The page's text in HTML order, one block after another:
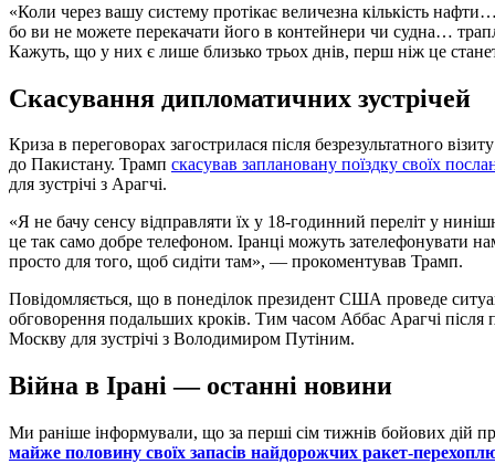
«Коли через вашу систему протікає величезна кількість
бо ви не можете перекачати його в контейнери чи судна…
Кажуть, що у них є лише близько трьох днів, перш ніж це
Скасування дипломатичних зустрічей
Криза в переговорах загострилася після безрезультатного
до Пакистану. Трамп скасував заплановану поїздку своїх
для зустрічі з Арагчі.
«Я не бачу сенсу відправляти їх у 18-годинний переліт у
це так само добре телефоном. Іранці можуть зателефонувати
просто для того, щоб сидіти там», — прокоментував Трамп.
Повідомляється, що в понеділок президент США проведе
обговорення подальших кроків. Тим часом Аббас Арагчі після
Москву для зустрічі з Володимиром Путіним.
Війна в Ірані — останні новини
Ми раніше інформували, що за перші сім тижнів бойових дій
майже половину своїх запасів найдорожчих ракет-